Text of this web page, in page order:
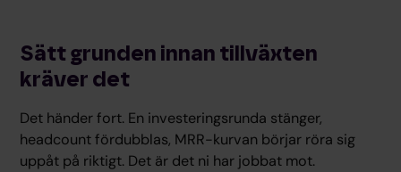
Sätt grunden innan tillväxten
kräver det
Det händer fort. En investeringsrunda stänger,
headcount fördubblas, MRR-kurvan börjar röra sig
uppåt på riktigt. Det är det ni har jobbat mot.